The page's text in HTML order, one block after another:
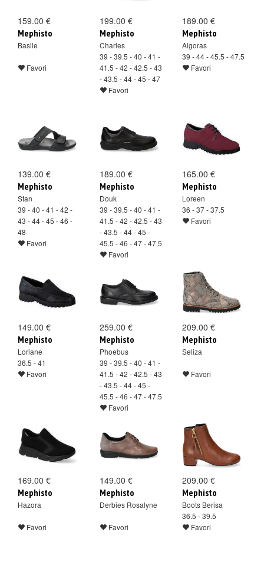
159.00 €
Mephisto
Basile
Favori
199.00 €
Mephisto
Charles
39 - 39.5 - 40 - 41 -
41.5 - 42 - 42.5 - 43
- 43.5 - 44 - 45 - 47
Favori
189.00 €
Mephisto
Algoras
39 - 44 - 45.5 - 47.5
Favori
139.00 €
Mephisto
Stan
39 - 40 - 41 - 42 -
43 - 44 - 45 - 46 -
48
Favori
189.00 €
Mephisto
Douk
39 - 39.5 - 40 - 41 -
41.5 - 42 - 42.5 - 43
- 43.5 - 44 - 45 -
45.5 - 46 - 47 - 47.5
Favori
165.00 €
Mephisto
Loreen
36 - 37 - 37.5
Favori
149.00 €
Mephisto
Loriane
36.5 - 41
Favori
259.00 €
Mephisto
Phoebus
39 - 39.5 - 40 - 41 -
41.5 - 42 - 42.5 - 43
- 43.5 - 44 - 45 -
45.5 - 46 - 47 - 47.5
Favori
209.00 €
Mephisto
Seliza
Favori
169.00 €
Mephisto
Hazora
Favori
149.00 €
Mephisto
Derbies Rosalyne
Favori
209.00 €
Mephisto
Boots Berisa
36.5 - 39.5
Favori